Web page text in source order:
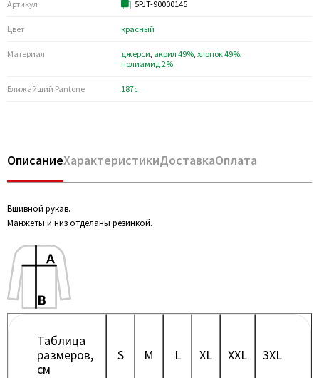
Артикул 5PJT-90000145
Цвет красный
Материал джерси, акрил 49%, хлопок 49%,
полиамид 2%
Ближайший Pantone 187c
ОписаниеХарактеристикиДоставкаОплата
Вшивной рукав.
Манжеты и низ отделаны резинкой.
Таблица
размеров,
см
S M L XL XXL 3XL